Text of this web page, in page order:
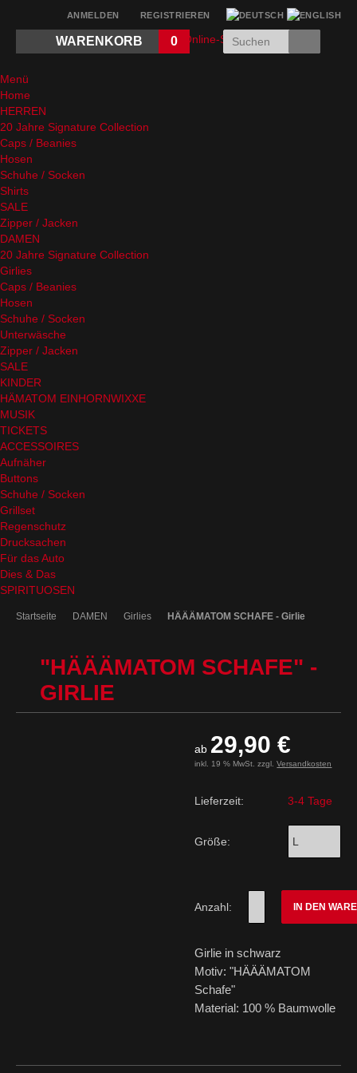
REGISTRIEREN
ANMELDEN
WARENKORB 0
Menü
Home
HERREN
20 Jahre Signature Collection
Caps / Beanies
Hosen
Schuhe / Socken
Shirts
SALE
Zipper / Jacken
DAMEN
20 Jahre Signature Collection
Girlies
Caps / Beanies
Hosen
Schuhe / Socken
Unterwäsche
Zipper / Jacken
SALE
KINDER
HÄMATOM EINHORNWIXXE
MUSIK
TICKETS
ACCESSOIRES
Aufnäher
Buttons
Schuhe / Socken
Grillset
Regenschutz
Drucksachen
Für das Auto
Dies & Das
SPIRITUOSEN
Startseite DAMEN Girlies HÄÄÄMATOM SCHAFE - Girlie
"HÄÄÄMATOM SCHAFE" -
GIRLIE
ab 29,90 €
inkl. 19 % MwSt. zzgl.Versandkosten
Lieferzeit: 3-4 Tage
Größe:
Anzahl: IN DEN
Girlie in schwarz
Motiv: "HÄÄÄMATOM
Schafe"
Material: 100 % Baumwolle